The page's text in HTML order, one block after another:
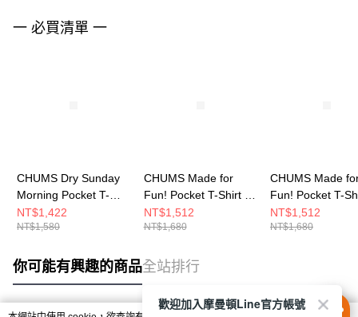
一 必買清單 一
CHUMS Dry Sunday
Morning Pocket T-
Shirt 男 短袖上衣 深藍
CH012761N001
NT$1,422
NT$1,580
CHUMS Made for
Fun! Pocket T-Shirt 男
短袖上衣 白色
CH012746W001
NT$1,512
NT$1,680
CHUMS Made
Fun! Pocket T-
短袖上衣 白/黑
CH012746W049
NT$1,512
NT$1,680
你可能有興趣的商品全站排行
歡迎加入摩曼頓Line官方帳號